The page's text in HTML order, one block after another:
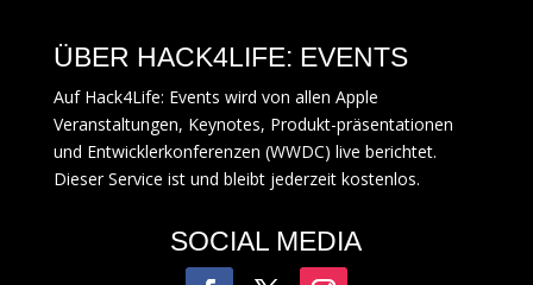
ÜBER HACK4LIFE: EVENTS
Auf Hack4Life: Events wird von allen Apple
Veranstaltungen, Keynotes, Produkt-präsentationen
und Entwicklerkonferenzen (WWDC) live berichtet.
Dieser Service ist und bleibt jederzeit kostenlos.
SOCIAL MEDIA